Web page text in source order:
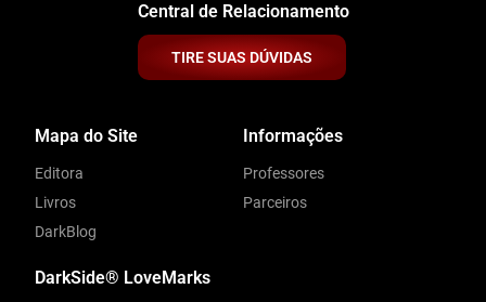
Central de Relacionamento
TIRE SUAS DÚVIDAS
Mapa do Site
Editora
Livros
DarkBlog
Informações
Professores
Parceiros
DarkSide® LoveMarks